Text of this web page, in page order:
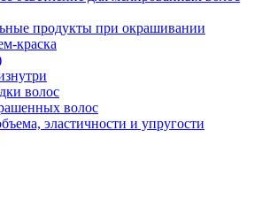
продукты при окрашивании
краска
волос
волос
эластичности и упругости